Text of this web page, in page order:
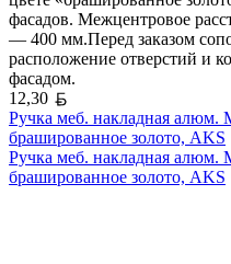
фасадов. Межцентровое
— 400 мм.Перед заказом
расположение отверстий и
фасадом.
12,30
Ручка меб. накладная
брашированное золото, AKS
Ручка меб. накладная
брашированное золото, AKS